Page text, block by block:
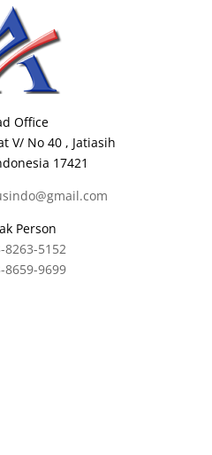
Office
V/ No 40 , Jatiasih
17421
Person
8263-5152
8659-9699